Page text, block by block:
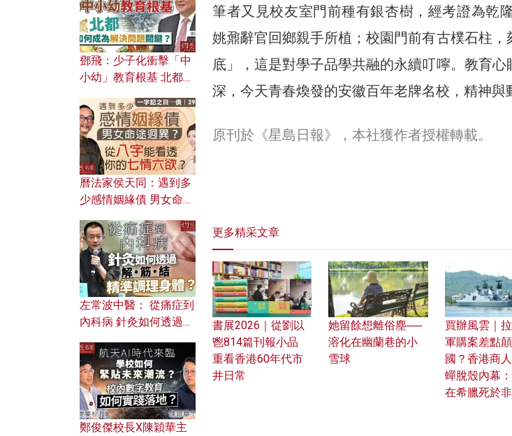
筆者又見校友室門前種有銀杏樹，經考證為乾
姚鼐辭官回鄉親手所植；校園門前有古樸石柱
底」，這是對學子品學共融的永續叮嚀。教育
深，今天青春煥發的安徽百年老牌名校，精神與
原刊於《星島日報》，本社獲作者授權轉載。
更多精采文章
書展2026｜從劉以
鬯814篇刊報小品
重看香港60年代市
井日常
她留餘想離俗塵──
溶化在幽蘭巷的小
雪球
買辦風雲｜
軍購案差點
國？香港商
蟬脫殼內幕
在希臘死於
鄧飛：少子化衝擊「中
小幼」教育根基 北都如
曆法家侯天同：遇到多
少感情姻緣債 男女命途
的七情六欲？
左常波中醫： 從痛症到
內科病 針灸如何透過解
鄭俊傑校長X陳穎華主